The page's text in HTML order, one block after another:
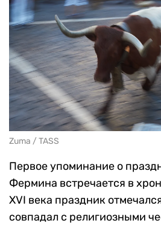
Zuma / TASS
Первое упоминание о
Фермина встречается в
XVI века праздник
совпадал с религиозными